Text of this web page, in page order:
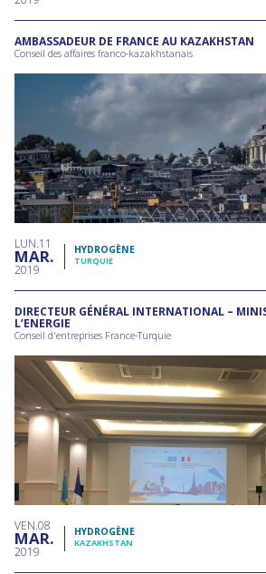
AMBASSADEUR DE FRANCE AU KAZAKHSTAN
Conseil des affaires franco-kazakhstanais
LUN 11
MAR
2019
HYDROGÈNE
TURQUIE
DIRECTEUR GÉNÉRAL INTERNATIONAL –
L’ENERGIE
Conseil d'entreprises France-Turquie
VEN 08
MAR
2019
HYDROGÈNE
KAZAKHSTAN